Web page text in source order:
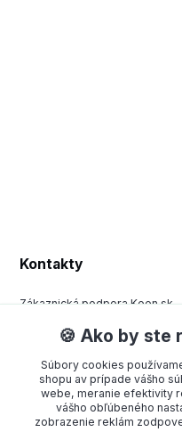
Kontakty
Zákaznická podpora Keen.sk
+420 377 443 970
(Po-Pá, 8-15 hod.)
🍪 Ako by ste
Súbory cookies
shopu av prípade vášho
webe, meranie efektivity
vášho obľúbeného
zobrazenie reklám